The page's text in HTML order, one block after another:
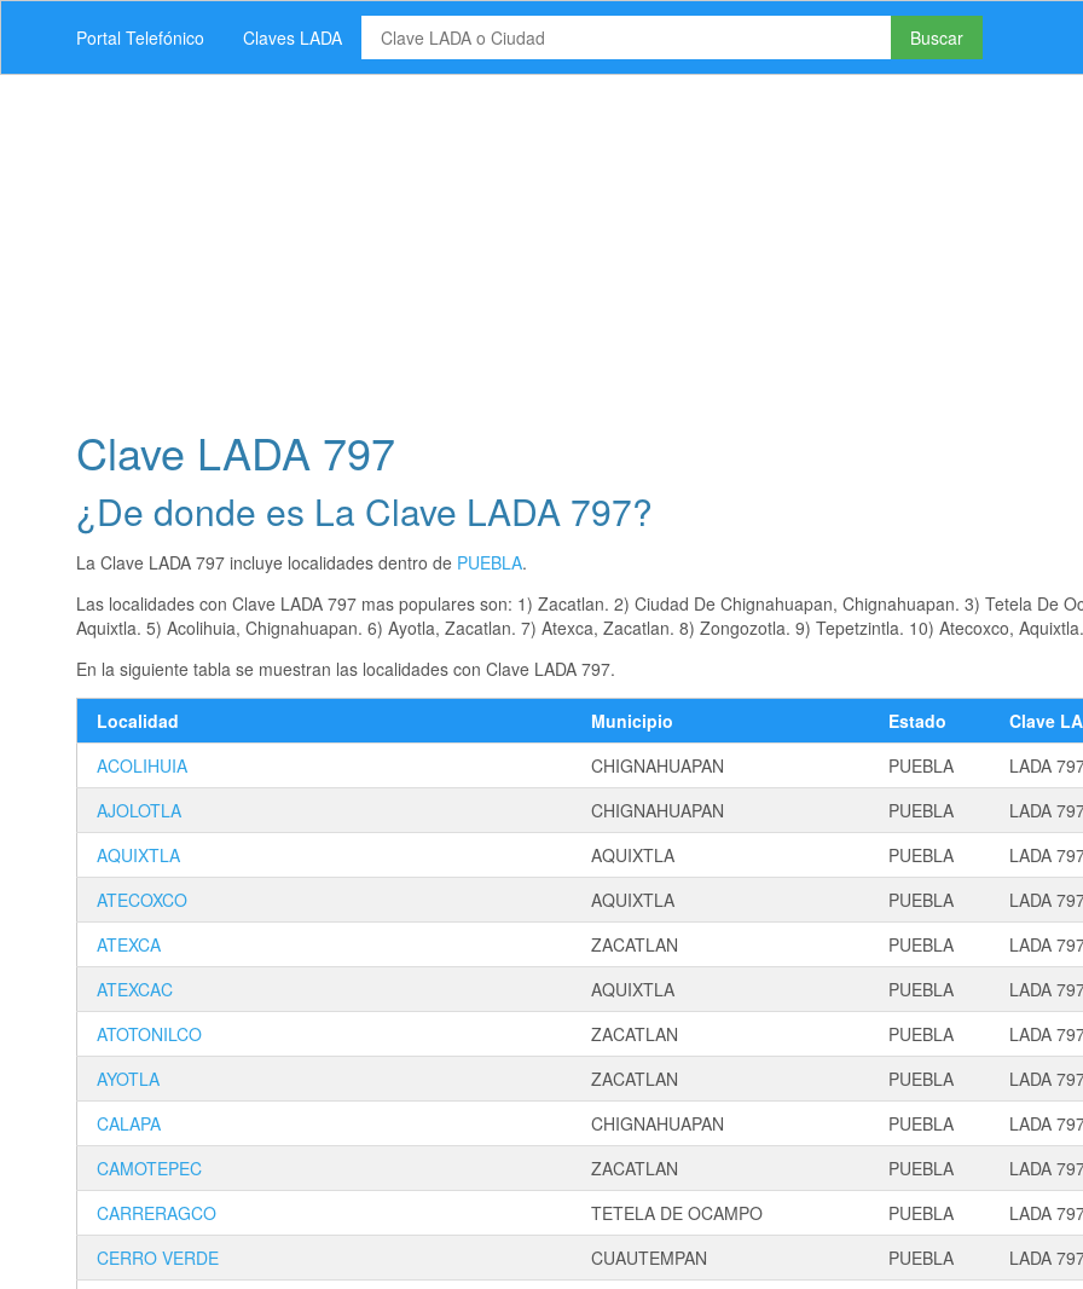
Portal Telefónico Claves LADA Buscar
Clave LADA 797
¿De donde es La Clave LADA 797?
La Clave LADA 797 incluye localidades dentro de PUEBLA.
Las localidades con Clave LADA 797 mas populares son: 1) Zacatlan. 2) Ciudad De Chignahuapan, Chignahuapan. 3) Tetela De
Aquixtla. 5) Acolihuia, Chignahuapan. 6) Ayotla, Zacatlan. 7) Atexca, Zacatlan. 8) Zongozotla. 9) Tepetzintla. 10) Atecoxco, Aquixtla.
En la siguiente tabla se muestran las localidades con Clave LADA 797.
Localidad Municipio Estado
Clave
ACOLIHUIA
CHIGNAHUAPAN PUEBLA
LADA
AJOLOTLA
CHIGNAHUAPAN PUEBLA
LADA
AQUIXTLA
AQUIXTLA PUEBLA
LADA
ATECOXCO
AQUIXTLA PUEBLA
LADA
ATEXCA
ZACATLAN PUEBLA
LADA
ATEXCAC
AQUIXTLA PUEBLA
LADA
ATOTONILCO
ZACATLAN PUEBLA
LADA
AYOTLA
ZACATLAN PUEBLA
LADA
CALAPA
CHIGNAHUAPAN PUEBLA
LADA
CAMOTEPEC
ZACATLAN PUEBLA
LADA
CARRERAGCO
TETELA DE OCAMPO PUEBLA
LADA
CERRO VERDE
CUAUTEMPAN PUEBLA
LADA